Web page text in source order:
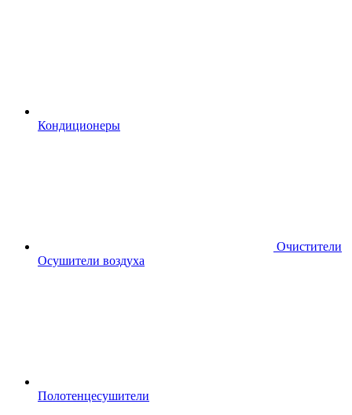
Кондиционеры
Очистители
Осушители воздуха
Полотенцесушители